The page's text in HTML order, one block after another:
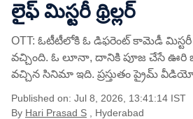
లైఫ్ మిస్టరీ థ్రిల్లర్
OTT: ఓటీటీలోకి ఓ డిఫరెంట్ కామెడీ మిస్టరీ
వచ్చింది. ఓ లూనా, దానికి పూజ చేసే ఊరి
వచ్చిన సినిమా ఇది. ప్రస్తుతం ప్రైమ్
Published on: Jul 8, 2026, 13:41:14 IST
By Hari Prasad S , Hyderabad